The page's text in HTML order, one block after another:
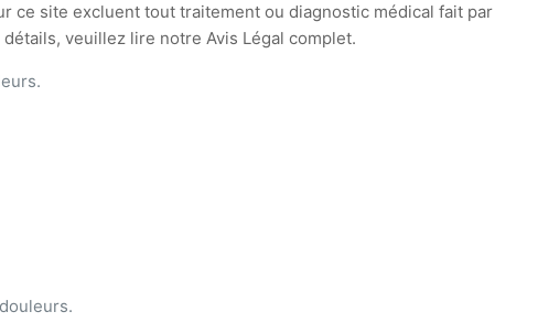
ce site excluent tout traitement ou diagnostic médical fait par
veuillez lire notre Avis Légal complet.